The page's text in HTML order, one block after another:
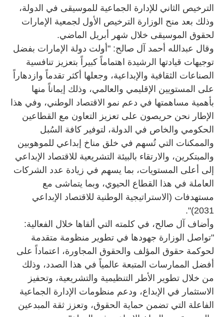
الترخيص الثاني للإدارة الجماعية للموسيقى في الدولة،
وذلك بعد منح الوزارة الترخيص الأول لجمعية الإمارات
لحقوق الموسيقى خلال شهر أبريل الماضي.
وقال عبدالله أحمد آل صالح: "أولت دولة الإمارات بفضل
توجيهات قيادتها الرشيدة اهتماماً كبيراً بتعزيز تنافسية
الصناعات الثقافية والإبداعية، وجعلها أكثر تقدماً وازدهاراً
على المستويين الإقليمي والعالمي، وذلك إيماناً منها
بأهمية مساهمتها في دعم نمو الاقتصاد الوطني، وفي هذا
الإطار نحن حريصون على تعزيز التعاون مع القطاعين
الحكومي والخاص في الدولة، لتوفير كافة السُبل
والممكنات التي تُسهم في خلق مناخ إبداعي للموهوبين
والمبتكرين، والارتقاء بالبيئة التشريعية للاقتصاد الإبداعي
إلى أعلى المستويات، بما يسهم في زيادة عدد الشركات
العاملة في هذا القطاع الحيوي، وبما يتماشى مع
مستهدفات (الاستراتيجية الوطنية للاقتصاد الإبداعي
2031)".
وأضاف آل صالح، في كلمته التي ألقاها خلال الفعالية:
"تواصل الوزارة جهودها في تطوير منظومة متقدمة
لحوكمة حقوق المؤلف والحقوق المجاورة، اعتماداً على
أفضل الممارسات المتبعة عالمياً في هذا الصدد، وذلك
من خلال تطوير الأطر التنظيمية والتشريعية، وتحفيز
الاستثمار في الإبداع، ودعم منظومات الإدارة الجماعية
الفاعلة التي تضمن حماية الحقوق، وتعزز ثقة المبدعين